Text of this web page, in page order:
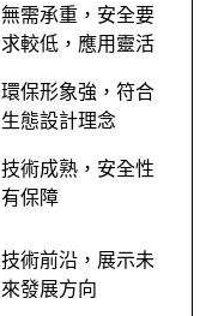
無需承重，安全要
求較低，應用靈活
環保形象強，符合
生態設計理念
技術成熟，安全性
有保障
技術前沿，展示未
來發展方向